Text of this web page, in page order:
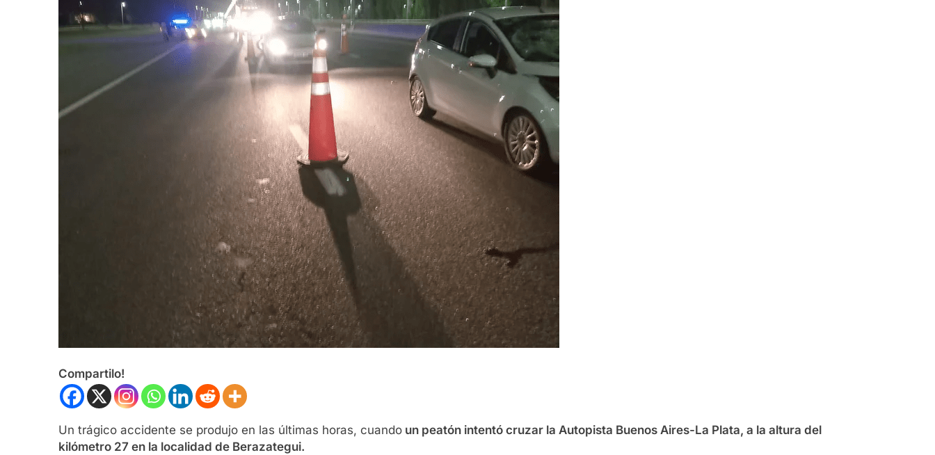
Compartilo!
Un trágico accidente se produjo en las últimas horas, cuando un peatón intentó cruzar la Autopista Buenos Aires-La Plata, a la altura del
kilómetro 27 en la localidad de Berazategui.